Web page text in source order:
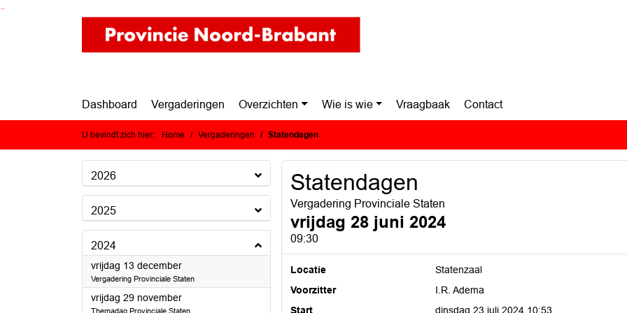
Ga naar de inhoud van deze pagina
Ga naar het zoeken
Ga naar het menu
Dashboard Vergaderingen Overzichten Wie is wie Vraagbaak Contact
U bevindt zich hier: Home Vergaderingen Statendagen
2026
2025
2024
vrijdag 13 december2024
Vergadering Provinciale Staten
vrijdag 29 november2024
Themadag Provinciale Staten
Statendagen
Vergadering Provinciale Staten
vrijdag 28 juni 2024
09:30
Locatie
Statenzaal
Voorzitter
I.R. Adema
Start
dinsdag 23 juli 2024 10:53